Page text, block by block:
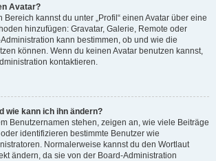
Avatar?
Bereich kannst du unter „Profil“ einen Avatar über eine
hinzufügen: Gravatar, Galerie, Remote oder
kann bestimmen, ob und wie die
können. Wenn du keinen Avatar benutzen kannst,
kontaktieren.
wie kann ich ihn ändern?
Benutzernamen stehen, zeigen an, wie viele Beiträge
identifizieren bestimmte Benutzer wie
Normalerweise kannst du den Wortlaut
ändern, da sie von der Board-Administration